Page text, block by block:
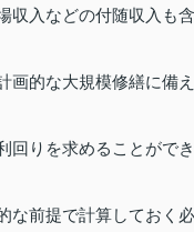
収入などの付随収入も含
画的な大規模修繕に備え
回りを求めることができ
な前提で計算しておく必